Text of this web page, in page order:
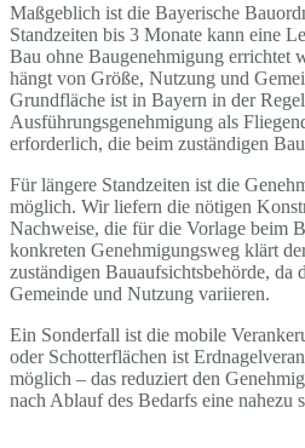
Maßgeblich ist die Bayerische
Standzeiten bis 3 Monate kann eine
Bau ohne Baugenehmigung errichtet
hängt von Größe, Nutzung und
Grundfläche ist in Bayern in der
Ausführungsgenehmigung als
erforderlich, die beim zuständigen
Für längere Standzeiten ist die
möglich. Wir liefern die nötigen
Nachweise, die für die Vorlage beim
konkreten Genehmigungsweg klärt
zuständigen Bauaufsichtsbehörde, da
Gemeinde und Nutzung variieren.
Ein Sonderfall ist die mobile
oder Schotterflächen ist
möglich – das reduziert den
nach Ablauf des Bedarfs eine nahezu